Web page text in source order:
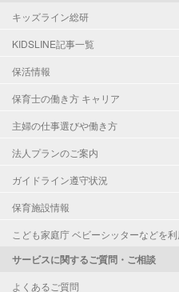
キッズライン総研
KIDSLINE記事一覧
保活情報
保育士の働き方 キャリア
主婦の仕事選びや働き方
法人プランのご案内
ガイドライン遵守状況
保育施設情報
こども家庭庁 ベビーシッターなどを
サービスに関するご質問・ご相談
よくあるご質問